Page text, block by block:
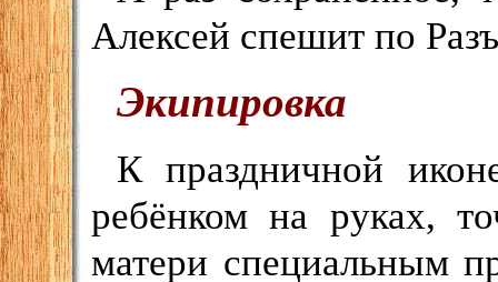
Алексей спешит по
Экипировка
К праздничной
ребёнком на руках,
матери специальным